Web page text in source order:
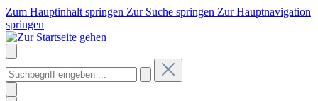
Zum Hauptinhalt springen Zur Suche springen Zur Hauptnavigation
springen